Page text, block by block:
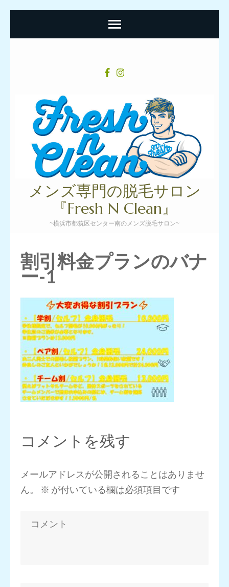
(Enterメンズ専門の脱毛サロン
『Fresh N Clean』
~横浜市都筑区センター南のメンズ脱毛サロン~
割引料金プランのバナ
ー-1
コメントを残す
メールアドレスが公開されることはありませ
ん。
※ が付いている欄は必須項目です